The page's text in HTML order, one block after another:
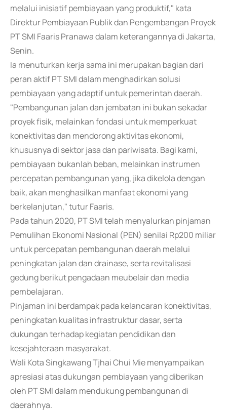
melalui inisiatif pembiayaan yang produktif," kata
Direktur Pembiayaan Publik dan Pengembangan Proyek
PT SMI Faaris Pranawa dalam keterangannya di Jakarta,
Senin.
Ia menuturkan kerja sama ini merupakan bagian dari
peran aktif PT SMI dalam menghadirkan solusi
pembiayaan yang adaptif untuk pemerintah daerah.
"Pembangunan jalan dan jembatan ini bukan sekadar
proyek fisik, melainkan fondasi untuk memperkuat
konektivitas dan mendorong aktivitas ekonomi,
khususnya di sektor jasa dan pariwisata. Bagi kami,
pembiayaan bukanlah beban, melainkan instrumen
percepatan pembangunan yang, jika dikelola dengan
baik, akan menghasilkan manfaat ekonomi yang
berkelanjutan," tutur Faaris.
Pada tahun 2020, PT SMI telah menyalurkan pinjaman
Pemulihan Ekonomi Nasional (PEN) senilai Rp200 miliar
untuk percepatan pembangunan daerah melalui
peningkatan jalan dan drainase, serta revitalisasi
gedung berikut pengadaan meubelair dan media
pembelajaran.
Pinjaman ini berdampak pada kelancaran konektivitas,
peningkatan kualitas infrastruktur dasar, serta
dukungan terhadap kegiatan pendidikan dan
kesejahteraan masyarakat.
Wali Kota Singkawang Tjhai Chui Mie menyampaikan
apresiasi atas dukungan pembiayaan yang diberikan
oleh PT SMI dalam mendukung pembangunan di
daerahnya.